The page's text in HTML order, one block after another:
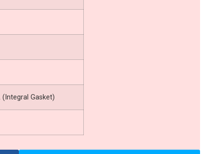
(Integral Gasket)